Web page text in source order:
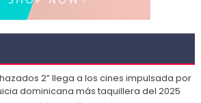
2” llega a los cines impulsada por
dominicana más taquillera del 2025